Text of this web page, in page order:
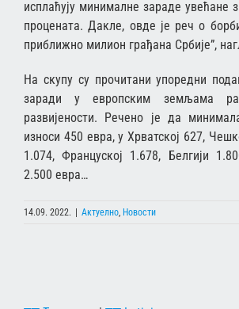
исплаћују минималне зараде увећане
процената. Дакле, овде је реч о
приближно милион грађана Србије”,
На скупу су прочитани упоредни
заради у европским земљама
развијености. Речено је да
износи 450 евра, у Хрватској 627,
1.074, Француској 1.678, Белгији
2.500 евра…
14.09. 2022. | Актуелно Новости